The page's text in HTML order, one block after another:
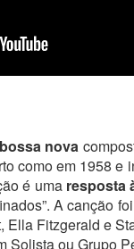
nova
como em 1958
é uma resposta
A canção
Fitzgerald e
Solista ou Grupo